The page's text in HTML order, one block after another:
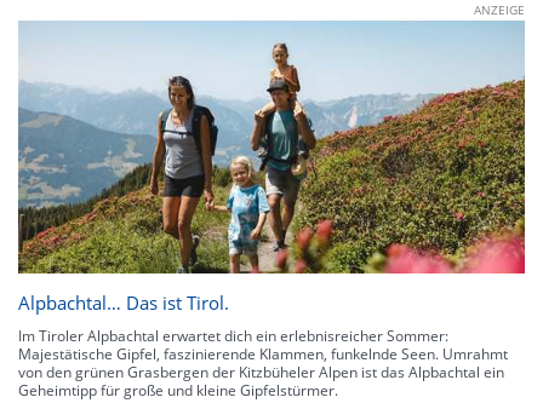
ANZEIGE
Alpbachtal… Das ist Tirol.
Im Tiroler Alpbachtal erwartet dich ein erlebnisreicher Sommer:
Majestätische Gipfel, faszinierende Klammen, funkelnde Seen. Umrahmt
von den grünen Grasbergen der Kitzbüheler Alpen ist das Alpbachtal ein
Geheimtipp für große und kleine Gipfelstürmer.